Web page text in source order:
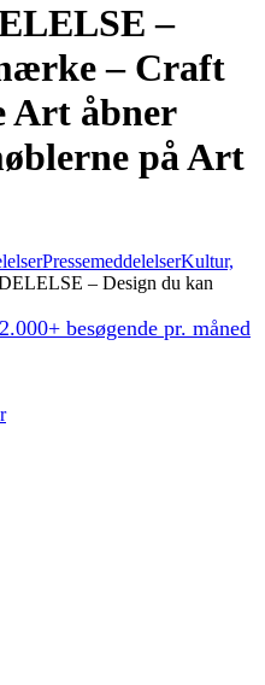
–
– Craft
Art åbner
på Art
PressemeddelelserKultur,
– Design du kan
besøgende pr. måned